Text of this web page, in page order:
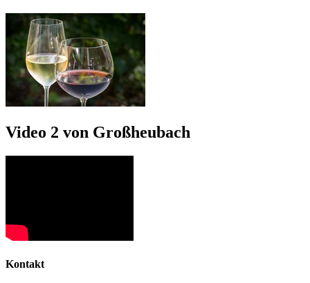
Video 2 von Großheubach
Kontakt